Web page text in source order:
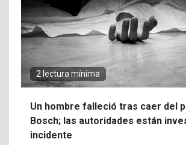
2 lectura mínima
Un hombre falleció tras caer del
Bosch; las autoridades están
incidente